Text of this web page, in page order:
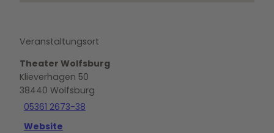
Veranstaltungsort
Theater Wolfsburg
Klieverhagen 50
38440 Wolfsburg
05361 2673-38
Website